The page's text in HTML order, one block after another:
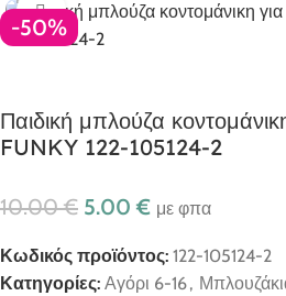
-50%
Click to enlarge
Παιδική μπλούζα
FUNKY 122-105124-2
10.00€ 5.00€ με φπα
Κωδικός προϊόντος: 122-105124-2
Κατηγορίες: Αγόρι 6-16,